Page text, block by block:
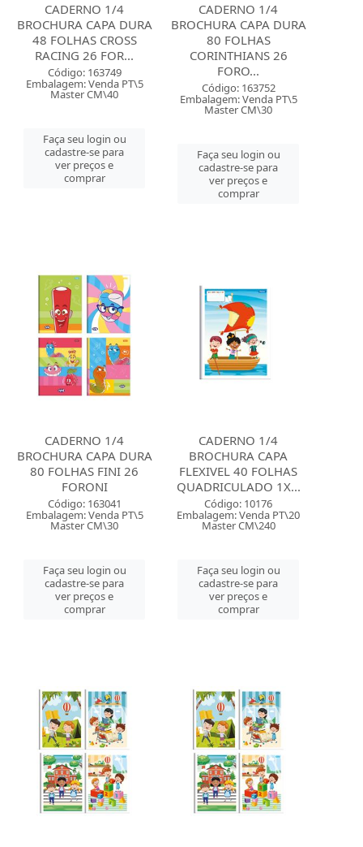
CADERNO 1/4
BROCHURA CAPA DURA
48 FOLHAS CROSS
RACING 26 FOR...
Código: 163749
Embalagem: Venda PT\5
Master CM\40
Faça seu login ou
cadastre-se para
ver preços e
comprar
CADERNO 1/4
BROCHURA CAPA DURA
80 FOLHAS
CORINTHIANS 26
FORO...
Código: 163752
Embalagem: Venda PT\5
Master CM\30
Faça seu login ou
cadastre-se para
ver preços e
comprar
CADERNO 1/4
BROCHURA CAPA DURA
80 FOLHAS FINI 26
FORONI
Código: 163041
Embalagem: Venda PT\5
Master CM\30
Faça seu login ou
cadastre-se para
ver preços e
comprar
CADERNO 1/4
BROCHURA CAPA
FLEXIVEL 40 FOLHAS
QUADRICULADO 1X...
Código: 10176
Embalagem: Venda PT\20
Master CM\240
Faça seu login ou
cadastre-se para
ver preços e
comprar